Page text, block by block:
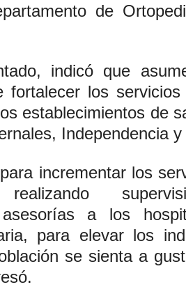
de
indicó que
fortalecer los
establecimientos de
Independencia
incrementar los
realizando
a los
para elevar los
se sienta a